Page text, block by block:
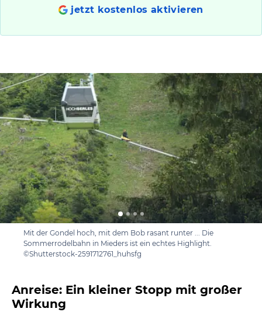
jetzt kostenlos aktivieren
Mit der Gondel hoch, mit dem Bob rasant runter ... Die
Sommerrodelbahn in Mieders ist ein echtes Highlight.
©Shutterstock-2591712761_huhsfg
Anreise: Ein kleiner Stopp mit großer
Wirkung